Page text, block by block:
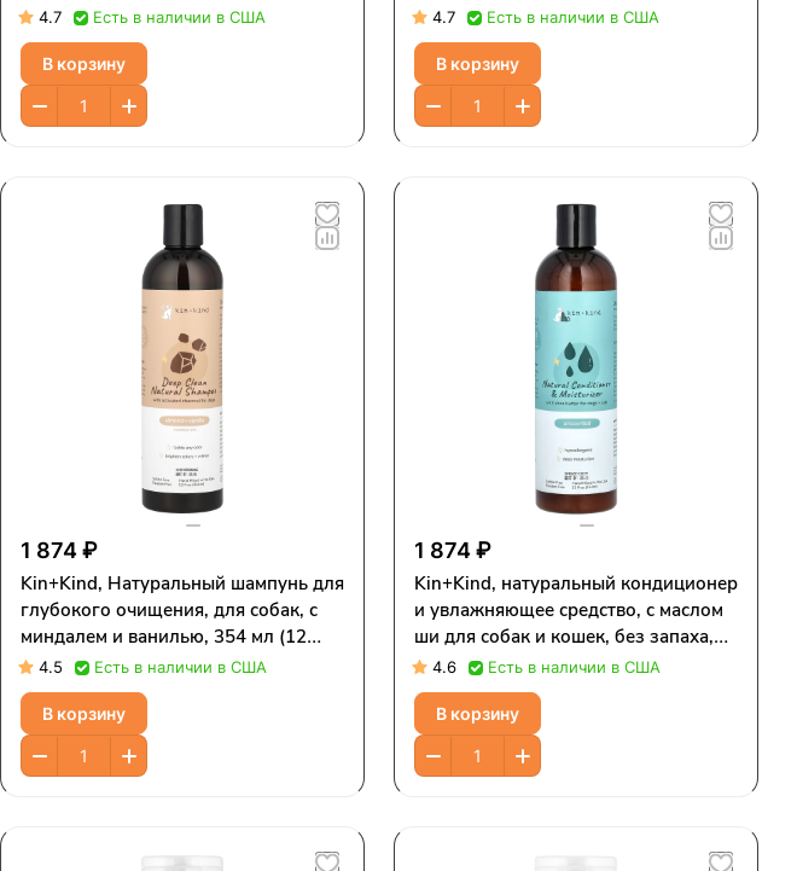
4.7 Есть в наличии в США
В корзину
4.7 Есть в наличии в США
В корзину
1 874 ₽
Kin+Kind, Натуральный шампунь для
глубокого очищения, для собак, с
миндалем и ванилью, 354 мл (12
жидк. Унций)
4.5 Есть в наличии в США
В корзину
1 874 ₽
Kin+Kind, натуральный кондиционер
и увлажняющее средство, с маслом
ши для собак и кошек, без запаха,
354 мл (12 жидк. унций)
4.6 Есть в наличии в США
В корзину